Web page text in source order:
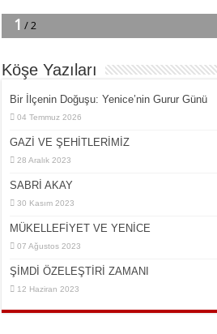
Köşe Yazıları
Bir İlçe­nin Do­ğu­şu: Ye­ni­ce’nin Gurur Günü
04 Temmuz 2026
GAZİ VE ŞEHİTLERİMİZ
28 Aralık 2023
SABRİ AKAY
30 Kasım 2023
MÜKELLEFİYET VE YENİCE
07 Ağustos 2023
ŞİMDİ ÖZELEŞTİRİ ZAMANI
12 Haziran 2023